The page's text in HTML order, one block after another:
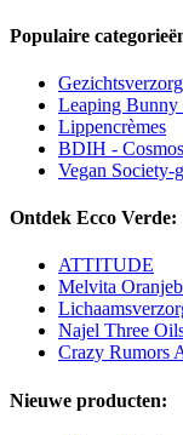
Populaire
Leaping
Lippencrèmes
BDIH -
Vegan Society-
Ontdek Ecco Verde:
ATTITUDE
Melvita
Najel Three
Crazy Rumors
Nieuwe producten: